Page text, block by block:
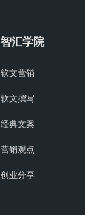
智汇学院
软文营销
软文撰写
经典文案
营销观点
创业分享